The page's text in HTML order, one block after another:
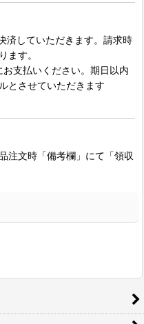
済していただきます。請求時
ます。
支払いください。期日以内
とさせていただきます
注文時「備考欄」にて「領収